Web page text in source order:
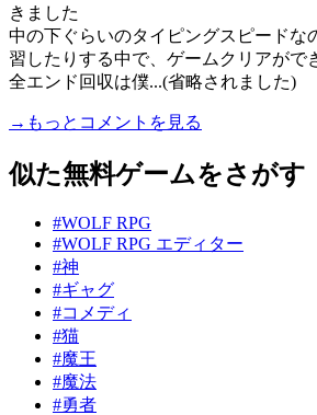
きました
中の下ぐらいのタイピングスピードな
習したりする中で、ゲームクリアがで
全エンド回収は僕...(省略されました)
→もっとコメントを見る
似た無料ゲームをさがす
#WOLF RPG
#WOLF RPG エディター
#神
#ギャグ
#コメディ
#猫
#魔王
#魔法
#勇者